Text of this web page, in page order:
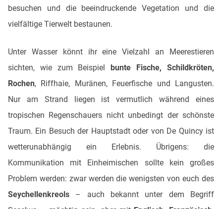
besuchen und die beeindruckende Vegetation und die
vielfältige Tierwelt bestaunen.
Unter Wasser könnt ihr eine Vielzahl an Meerestieren
sichten, wie zum Beispielbunte Fische, Schildkröten,
Rochen, Riffhaie, Muränen, Feuerfische und Langusten.
Nur am Strand liegen ist vermutlich während eines
tropischen Regenschauers nicht unbedingt der schönste
Traum. Ein Besuch der Hauptstadt oder von De Quincy ist
wetterunabhängig ein Erlebnis. Übrigens: die
Kommunikation mit Einheimischen sollte kein großes
Problem werden: zwar werden die wenigsten von euch des
Seychellenkreols – auch bekannt unter dem Begriff